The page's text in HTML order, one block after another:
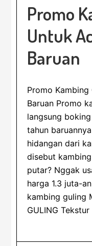
Promo
Untuk
Baruan
Promo
Baruan Promo
langsung
tahun
hidangan dari
disebut
putar? Nggak
harga 1.3 juta-
kambing guling
GULING